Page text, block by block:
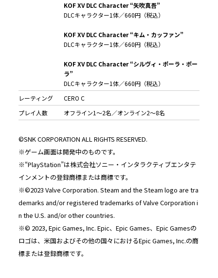
KOF XV DLC Character “矢吹真吾”
DLCキャラクター1体／660円（税込）
KOF XV DLC Character “キム・カッファン”
DLCキャラクター1体／660円（税込）
KOF XV DLC Character “シルヴィ・ポーラ・ポー
ラ”
DLCキャラクター1体／660円（税込）
レーティング
CERO C
プレイ人数
オフライン1～2名／オンライン2～8名
©SNK CORPORATION ALL RIGHTS RESERVED.
※ゲーム画面は開発中のものです。
※“PlayStation”は株式会社ソニー・インタラクティブエンタテ
インメントの登録商標または商標です。
※©2023 Valve Corporation. Steam and the Steam logo are tra
demarks and/or registered trademarks of Valve Corporation i
n the U.S. and/or other countries.
※© 2023, Epic Games, Inc. Epic、Epic Games、Epic Gamesの
ロゴは、米国およびその他の国々におけるEpic Games, Inc.の商
標または登録商標です。